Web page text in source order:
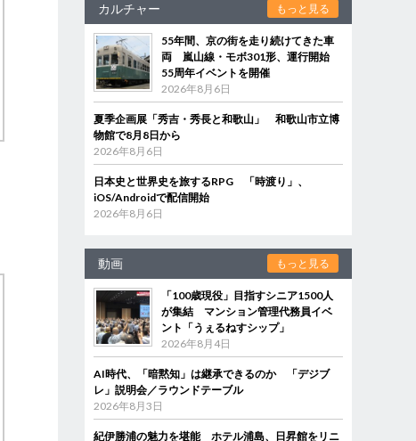
カルチャー もっと見る
55年間、京の街を走り続けてきた車
両 嵐山線・モボ301形、運行開始
55周年イベントを開催
2026年8月6日
夏季企画展「秀吉・秀長と和歌山」 和歌山市立博
物館で8月8日から
2026年8月6日
日本史と世界史を旅するRPG 「時渡り」、
iOS/Androidで配信開始
2026年8月6日
動画 もっと見る
「100歳現役」目指すシニア1500人
が集結 マンション管理代務員イベ
ント「うぇるねすシップ」
2026年8月4日
AI時代、「暗黙知」は継承できるのか 「デジブ
レ」説明会／ラウンドテーブル
2026年8月3日
紀伊勝浦の魅力を堪能 ホテル浦島、日昇館をリニ